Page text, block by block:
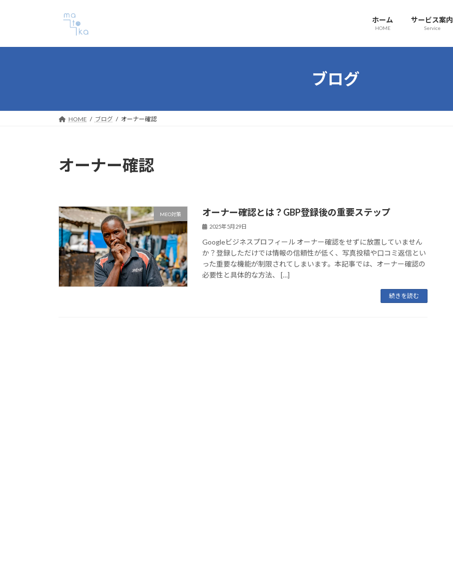
プ
動
ホーム
HOME
サービス案内
Service
ブログ
HOME ブログ オーナー確認
オーナー確認
MEO対策 オーナー確認とは？GBP登録後の重要ステップ
2025年5月29日
Googleビジネスプロフィール オーナー確認をせずに放置していません
か？登録しただけでは情報の信頼性が低く、写真投稿や口コミ返信とい
った重要な機能が制限されてしまいます。本記事では、オーナー確認の
必要性と具体的な方法、 […]
続きを読む